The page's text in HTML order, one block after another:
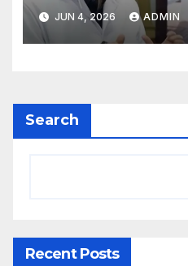
да се
JUN 4, 2026 ADMIN
Search
Recent Posts